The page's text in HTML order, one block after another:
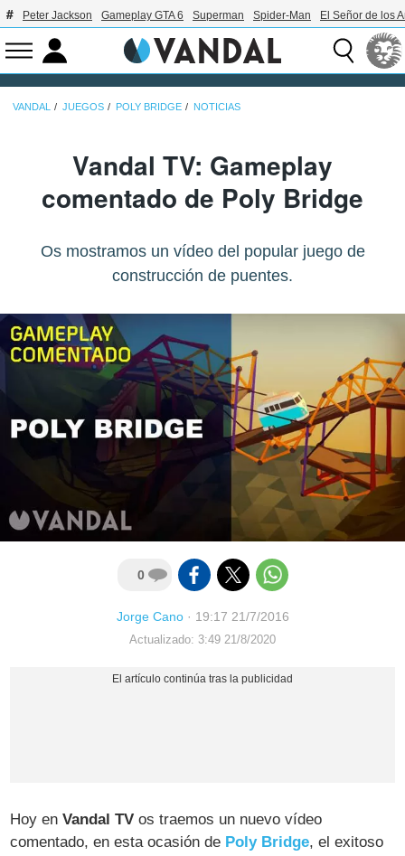
Peter Jackson Gameplay GTA 6 Superman Spider-Man El Señor de los
VANDAL JUEGOS POLY BRIDGE NOTICIAS
Vandal TV: Gameplay
comentado de Poly Bridge
Os mostramos un vídeo del popular juego de
construcción de puentes.
0
Jorge Cano· 19:17 21/7/2016
Actualizado: 3:49 21/8/2020
Hoy enVandal TV os traemos un nuevo vídeo
comentado, en esta ocasión de Poly Bridge, el exitoso